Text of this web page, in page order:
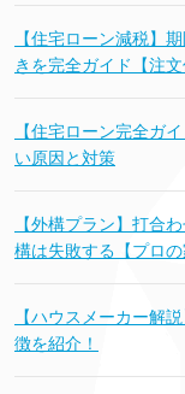
【住宅ローン減税】
きを完全ガイド【注
【住宅ローン完全ガ
い原因と対策
【外構プラン】打合
構は失敗する【プロの
【ハウスメーカー解
徴を紹介！